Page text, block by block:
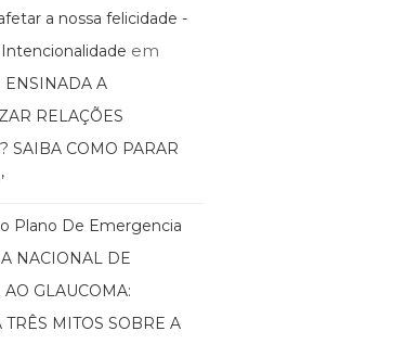
a nossa felicidade -
em
ENSINADA A
RELAÇÕES
SAIBA COMO PARAR
Plano De Emergencia
NACIONAL DE
AO GLAUCOMA:
TRÊS MITOS SOBRE A